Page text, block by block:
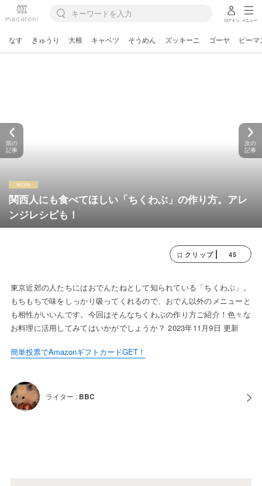
ログイン メニュー
なす きゅうり 大根 キャベツ そうめん ズッキーニ ゴーヤ ピーマ
関西人にも食べてほしい「ちくわぶ」の作り方。アレ
ンジレシピも！
前の
記事
次の
記事
クリップ 45
東京近郊の人たちにはおでんたねとして知られている「ちくわぶ」。
もちもちで味をしっかり吸ってくれるので、おでん以外のメニューと
も相性がいいんです。今回はそんなちくわぶの作り方ご紹介！色々な
お料理に活用してみてはいかがでしょうか？ 2023年11月9日 更新
簡単投票でAmazonギフトカードGET！
ライター : BBC